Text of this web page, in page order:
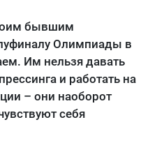
бывшим
Олимпиады в
Им нельзя давать
и работать на
– они наоборот
себя